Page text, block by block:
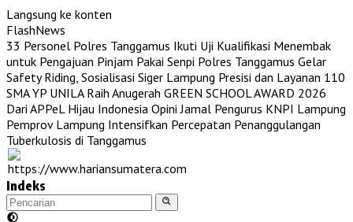
Langsung ke konten
FlashNews
33 Personel Polres Tanggamus Ikuti Uji Kualifikasi Menembak
untuk Pengajuan Pinjam Pakai Senpi Polres Tanggamus Gelar
Safety Riding, Sosialisasi Siger Lampung Presisi dan Layanan 110
SMA YP UNILA Raih Anugerah GREEN SCHOOL AWARD 2026
Dari APPeL Hijau Indonesia Opini Jamal Pengurus KNPI Lampung
Pemprov Lampung Intensifkan Percepatan Penanggulangan
Tuberkulosis di Tanggamus
Indeks